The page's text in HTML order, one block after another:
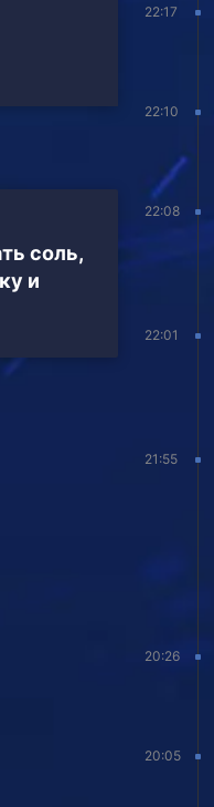
соль,
и
22:17
22:10
22:08
22:01
21:55
20:26
20:05